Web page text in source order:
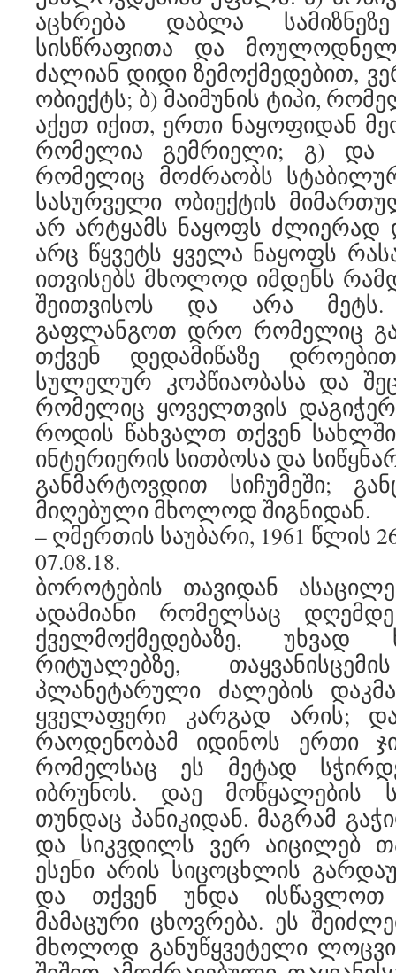
აცხრება დაბლა
სისწრაფითა და
ძალიან დიდი ზემოქმედებით,
ობიექტს; ბ) მაიმუნის ტიპი,
აქეთ იქით, ერთი ნაყოფიდან
რომელია გემრიელი; გ) და
რომელიც მოძრაობს
სასურველი ობიექტის
არ არტყამს ნაყოფს ძლიერად
არც წყვეტს ყველა ნაყოფს
ითვისებს მხოლოდ იმდენს
შეითვისოს და არა
გაფლანგოთ დრო რომელიც
თქვენ დედამიწაზე
სულელურ კოპწიაობასა და
რომელიც ყოველთვის
როდის წახვალთ თქვენ
ინტერიერის სითბოსა და
განმარტოვდით სიჩუმეში;
მიღებული მხოლოდ შიგნიდან.
– ღმერთის საუბარი, 1961 წლის
07.08.18.
ბოროტების თავიდან
ადამიანი რომელსაც
ქველმოქმედებაზე, უხვად
რიტუალებზე,
პლანეტარული ძალების
ყველაფერი კარგად არის;
რაოდენობამ იდინოს ერთი
რომელსაც ეს მეტად
იბრუნოს. დაე მოწყალების
თუნდაც პანიკიდან. მაგრამ
და სიკვდილს ვერ აიცილებ
ესენი არის სიცოცხლის
და თქვენ უნდა
მამაცური ცხოვრება. ეს
მხოლოდ განუწყვეტელი